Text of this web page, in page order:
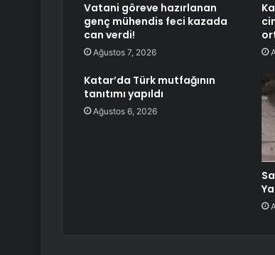
Vatani göreve hazırlanan
genç mühendis feci kazada
can verdi!
Ağustos 7, 2026
Katar’da Türk mutfağının
tanıtımı yapıldı
Ağustos 6, 2026